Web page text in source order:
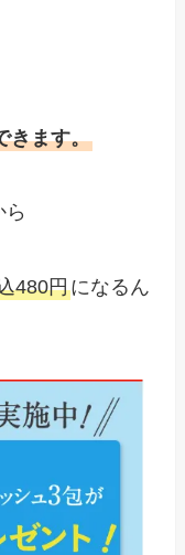
きます。
480円になるん